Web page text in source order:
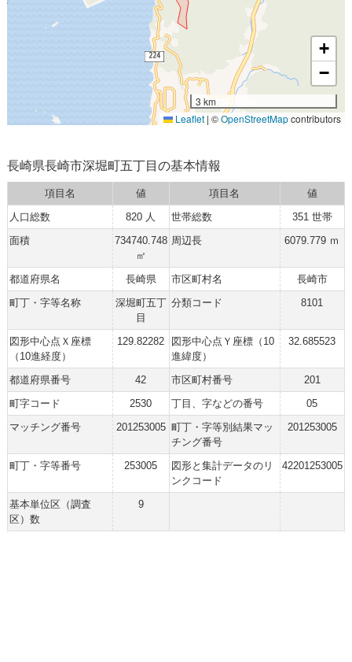
+
−
3 km
Leaflet | ©OpenStreetMapcontributors
長崎県長崎市深堀町五丁目の基本情報
項目名 値 項目名
値
人口総数
820 人 世帯総数
351 世帯
面積
734740.748
㎡
周辺長 6079.779 ｍ
都道府県名 長崎県 市区町村名
長崎市
町丁・字等名称
深堀町五丁
目
分類コード 8101
図形中心点Ｘ座標
（10進経度）
129.82282
図形中心点Ｙ座標（10
進緯度）
32.685523
都道府県番号 42 市区町村番号
201
町字コード
2530 丁目、字などの番号
05
マッチング番号
201253005 町丁・字等別結果マッ
チング番号
201253005
町丁・字等番号 253005
図形と集計データのリ
ンクコード
42201253005
基本単位区（調査
区）数
9